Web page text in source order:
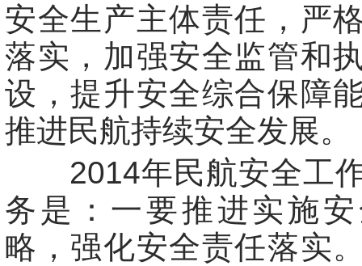
安全生产主体责任，严
落实，加强安全监管和
设，提升安全综合保障
推进民航持续安全发展。
2014年民航安全工
务是：一要推进实施
略，强化安全责任落实